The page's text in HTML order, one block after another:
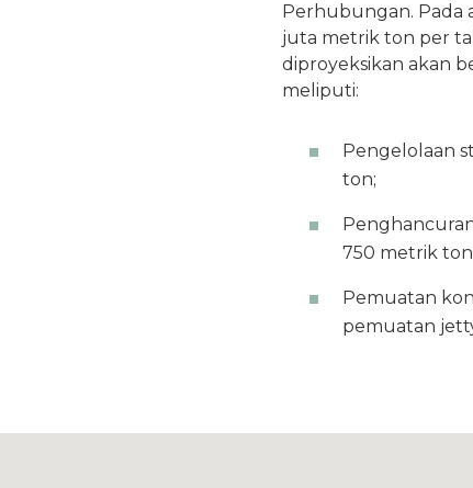
Perhubungan. Pada
juta metrik ton per
diproyeksikan akan
meliputi:
Pengelolaan
ton;
750 metrik
Pemuatan
pemuatan